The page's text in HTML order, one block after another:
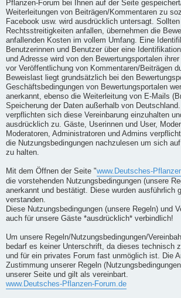
Pflanzen-Forum bei Ihnen auf der Seite
Weiterleitungen von Beiträgen/Kommentaren zu
Facebook usw. wird ausdrücklich untersagt.
Rechtsstreitigkeiten anfallen, übernehmen die
anfallenden Kosten im vollem Umfang. Eine
Benutzerinnen und Benutzer über eine
und Adresse wird von den Bewertungsportalen
vor Veröffentlichung von Kommentaren/Beiträgen
Beweislast liegt grundsätzlich bei den
Geschäftsbedingungen von Bewertungsportalen
anerkannt, ebenso die Weiterleitung von E-Mails
Speicherung der Daten außerhalb von
verpflichten sich diese Vereinbarung einzuhalten
ausdrücklich zu. Gäste, Userinnen und User,
Moderatoren, Administratoren und Admins
die Nutzungsbedingungen nachzulesen um sich
zu halten.
Mit dem Öffnen der Seite "www.Deutsches-
die vorstehenden Nutzungsbedingungen (unsere
anerkannt und bestätigt. Diese wurden ausführlich
verstanden.
Diese Nutzungsbedingungen (unsere Regeln) und
auch für unsere Gäste *ausdrücklich* verbindlich!
Um unsere Regeln/Nutzungsbedingungen/
bedarf es keiner Unterschrift, da dieses technisch
und für ein privates Forum fast unmöglich ist. Die
Zustimmung unserer Regeln
unserer Seite und gilt als vereinbart.
www.Deutsches-Pflanzen-Forum.de